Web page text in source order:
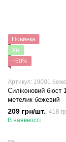
Новинка
Хіт
−50%
Артикул: 19001
Силіконовий бюст
метелик бежевий
209 грн/шт. 418
В наявності